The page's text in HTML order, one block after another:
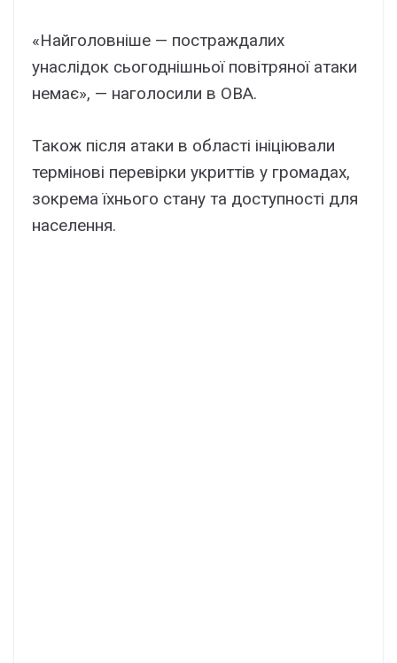
«Найголовніше — постраждалих
унаслідок сьогоднішньої повітряної атаки
немає», — наголосили в ОВА.
Також після атаки в області ініціювали
термінові перевірки укриттів у громадах,
зокрема їхнього стану та доступності для
населення.